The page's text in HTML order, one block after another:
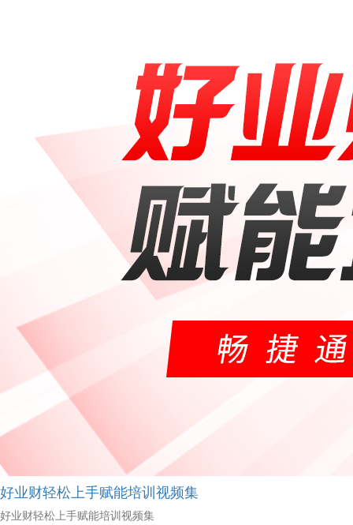
好业财轻松上手赋能培训视频集
好业财轻松上手赋能培训视频集